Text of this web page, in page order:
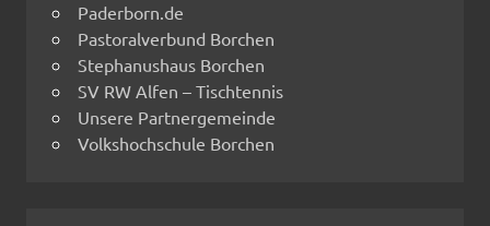
Paderborn.de
Pastoralverbund Borchen
Stephanushaus Borchen
SV RW Alfen – Tischtennis
Unsere Partnergemeinde
Volkshochschule Borchen